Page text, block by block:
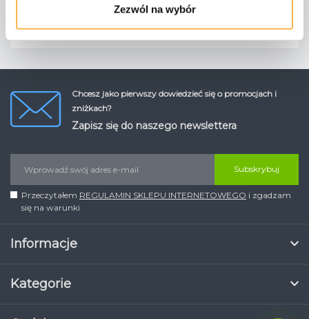
Zezwól na wybór
Chcesz jako pierwszy dowiedzieć się o promocjach i
zniżkach?
Zapisz się do naszego newslettera
Subskrybuj
Przeczytałem REGULAMIN SKLEPU INTERNETOWEGO i zgadzam
się na warunki
Informacje
Kategorie